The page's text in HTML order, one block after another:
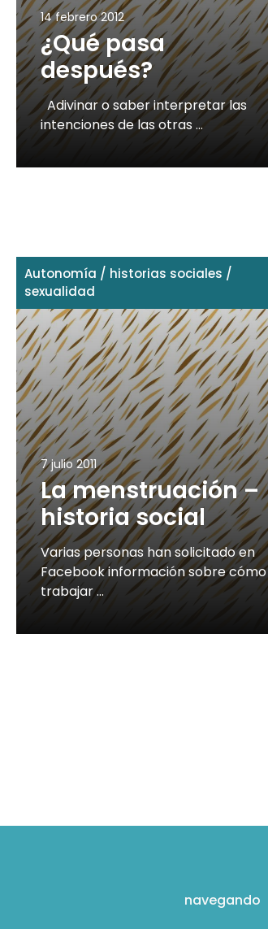
14 febrero 2012
¿Qué pasa
después?
Adivinar o saber interpretar las
intenciones de las otras …
Autonomía / historias sociales /
sexualidad
7 julio 2011
La menstruación –
historia social
Varias personas han solicitado en
Facebook información sobre cómo
trabajar …
navegando